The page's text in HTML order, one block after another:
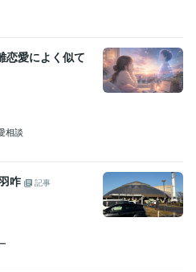
恋愛によく似て
相談
咋
記事